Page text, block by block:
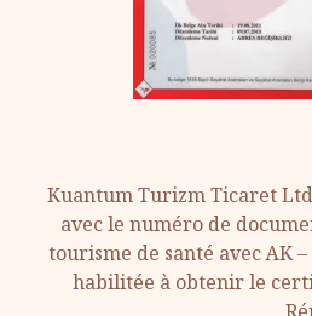
Kuantum Turizm Ticaret
avec le numéro de
tourisme de santé avec AK
habilitée à obtenir le